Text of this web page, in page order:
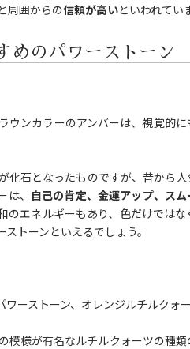
周囲からの信頼が高いといわれてい
めのパワーストーン
ウンカラーのアンバーは、視覚的
化石となったものですが、昔から
、 自己の肯定、金運アップ、ス
のエネルギーもあり、色だけでは
トーンといえるでしょう。
ーストーン、オレンジルチルクォ
模様が有名なルチルクォーツの種